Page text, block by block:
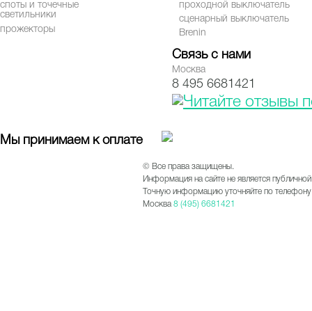
споты и точечные
светильники
прожекторы
проходной выключатель
сценарный выключатель
Brenin
Связь с нами
Москва
8 495 6681421
Мы принимаем к оплате
© Все права защищены.
Информация на сайте не является
Точную информацию уточняйте по телефону
Москва 8 (495) 6681421